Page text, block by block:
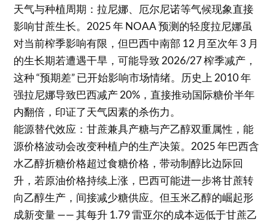
天气与种植周期：拉尼娜、厄尔尼诺等气候现象直接
影响甘蔗生长。2025 年 NOAA 预测的轻度拉尼娜虽
对当前榨季影响有限，但巴西中南部 12 月至次年 3 月
的生长期若遭遇干旱，可能导致 2026/27 榨季减产，
这种 “预期差” 已开始影响市场情绪。历史上 2010 年
强拉尼娜导致巴西减产 20%，直接推动国际糖价半年
内翻倍，印证了天气因素的杀伤力。
能源替代效应：甘蔗兼具产糖与产乙醇双重属性，能
源价格波动会改变种植户的生产决策。2025 年巴西含
水乙醇折糖价格超过食糖价格，带动制醇比边际回
升，若原油价格持续上涨，巴西可能进一步将甘蔗转
向乙醇生产，间接减少糖供应。但玉米乙醇的崛起形
成新变量 —— 其每升 1.79 雷亚尔的成本远低于甘蔗乙